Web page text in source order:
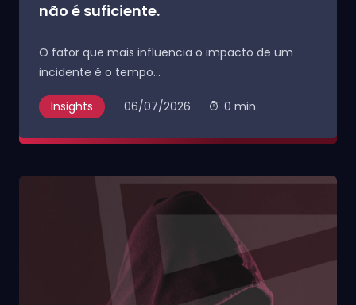
não é suficiente.
O fator que mais influencia o impacto de um
incidente é o tempo...
Insights 06/07/2026 0 min.